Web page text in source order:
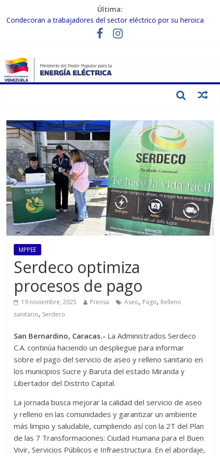
Última:
Condecoran a trabajadores del sector eléctrico por su heroica
labor tras el doble sismo del 24-J
Gobierno Nacional coordina acciones con el sector privado para
Inspeccionan trabajos de rehabilitación en instalaciones del SEN
en Carabobo
Gobierno Nacional activa plan preventivo para fortalecer el SEN
MPPEE
Serdeco optimiza
procesos de pago
19 noviembre, 2025 Prensa Aseo, Pago, Relleno
sanitario, Serdeco
San Bernardino, Caracas.- La Administrados Serdeco
C.A. continúa haciendo un despliegue para informar
sobre el pago del servicio de aseo y relleno sanitario en
los municipios Sucre y Baruta del estado Miranda y
Libertador del Distrito Capital.
La jornada busca mejorar la calidad del servicio de aseo
y relleno en las comunidades y garantizar un ambiente
más limpio y saludable, cumpliendo así con la 2T del Plan
de las 7 Transformaciones: Ciudad Humana para el Buen
Vivir, Servicios Públicos e Infraestructura. En el abordaje,